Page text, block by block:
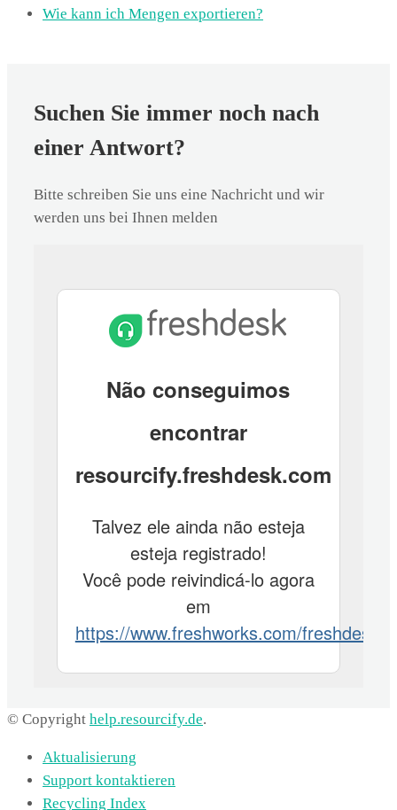
Wie kann ich Mengen exportieren?
Suchen Sie immer noch nach
einer Antwort?
Bitte schreiben Sie uns eine Nachricht und wir
werden uns bei Ihnen melden
© Copyright help.resourcify.de.
Aktualisierung
Support kontaktieren
Recycling Index